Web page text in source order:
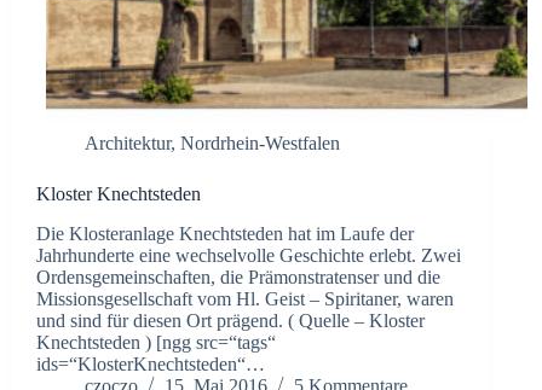
Architektur, Nordrhein-Westfalen
Kloster Knechtsteden
Die Klosteranlage Knechtsteden hat im Laufe der
Jahrhunderte eine wechselvolle Geschichte erlebt. Zwei
Ordensgemeinschaften, die Prämonstratenser und die
Missionsgesellschaft vom Hl. Geist – Spiritaner, waren
und sind für diesen Ort prägend. ( Quelle – Kloster
Knechtsteden ) [ngg src=“tags“
ids=“KlosterKnechtsteden“…
czoczo
15. Mai 2016 5 Kommentare